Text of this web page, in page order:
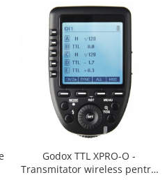
Godox TTL XPRO-O -
Transmitator wireless pentru